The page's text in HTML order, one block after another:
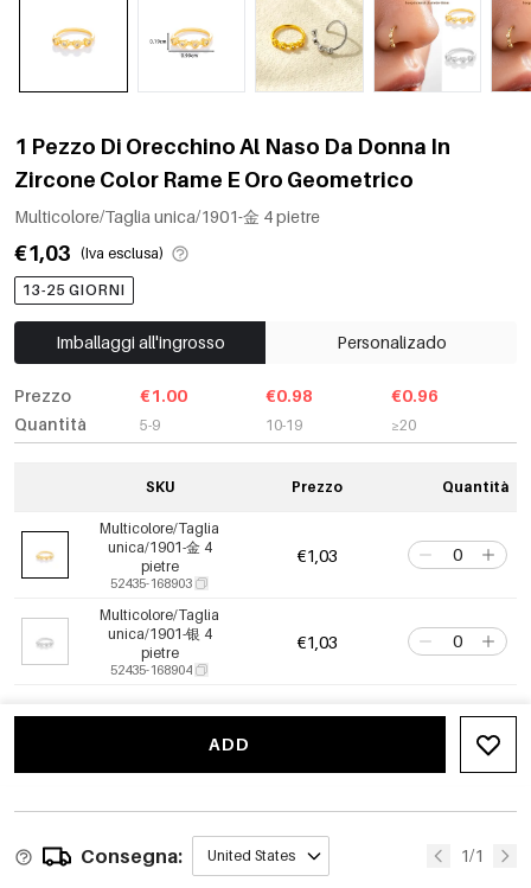
1 Pezzo Di Orecchino Al Naso Da Donna In
Zircone Color Rame E Oro Geometrico
Multicolore/Taglia unica/1901-金 4 pietre
€1,03 (Iva esclusa)
13-25 GIORNI
Imballaggi all'ingrosso Personalizado
Prezzo
Quantità
€1.00
5-9
€0.98
10-19
€0.96
≥20
SKU Prezzo Quantità
Multicolore/Taglia
unica/1901-金 4
pietre
52435-168903
€1,03
Multicolore/Taglia
unica/1901-银 4
pietre
52435-168904
€1,03
ADD
Consegna: United States 1/1